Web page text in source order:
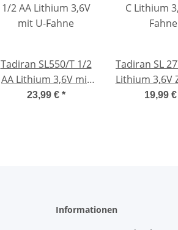
Tadiran SL550/T 1/2
AA Lithium 3,6V mit
U-Fahne
23,99 € *
Tadiran SL
Lithium 3,6V
19,99 €
Informationen